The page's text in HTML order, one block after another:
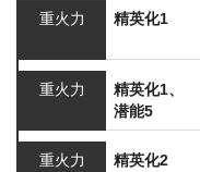
重火力 精英化1
重火力
精英化1、
潜能5
重火力 精英化2